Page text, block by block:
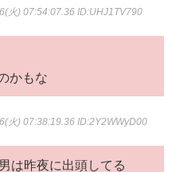
火) 07:54:07.36 ID:UHJ1TV790
かもな
火) 07:38:19.36 ID:2Y2WWyD00
は昨夜に出頭してる